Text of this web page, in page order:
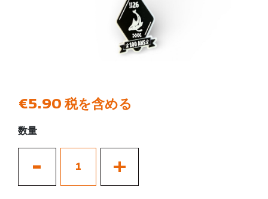
€5.90 税を含める
数量
- +